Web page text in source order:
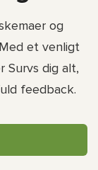
og
et venligt
dig alt,
feedback.